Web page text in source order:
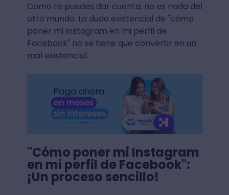
Como te puedes dar cuenta, no es nada del
otro mundo. La duda existencial de "cómo
poner mi Instagram en mi perfil de
Facebook" no se tiene que convertir en un
mal existencial.
"Cómo poner mi Instagram
en mi perfil de Facebook":
¡Un proceso sencillo!